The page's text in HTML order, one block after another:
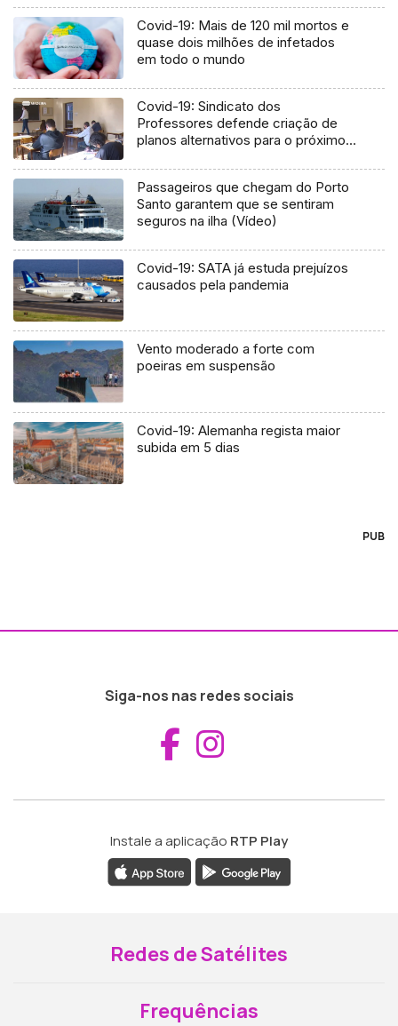
Covid-19: Mais de 120 mil mortos e
quase dois milhões de infetados
em todo o mundo
Covid-19: Sindicato dos
Professores defende criação de
planos alternativos para o próximo
Passageiros que chegam do Porto
Santo garantem que se sentiram
seguros na ilha (Vídeo)
Covid-19: SATA já estuda prejuízos
causados pela pandemia
Vento moderado a forte com
poeiras em suspensão
Covid-19: Alemanha regista maior
subida em 5 dias
PUB
Siga-nos nas redes sociais
Aceder ao
Instale a aplicação RTP Play
Redes de Satélites
Frequências